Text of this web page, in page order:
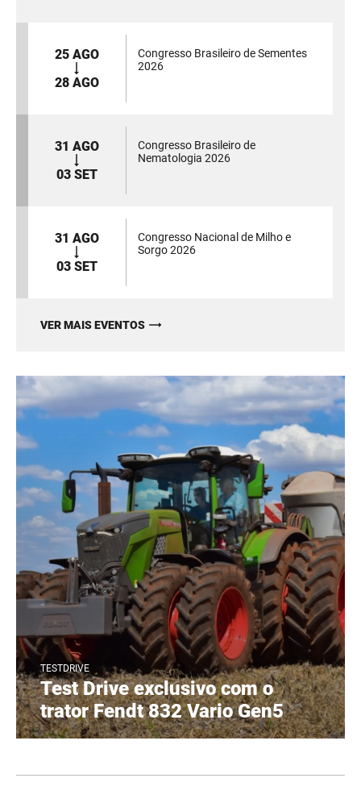
25 AGO
28 AGO
Congresso Brasileiro de Sementes
2026
31 AGO
03 SET
Congresso Brasileiro de
Nematologia 2026
31 AGO
03 SET
Congresso Nacional de Milho e
Sorgo 2026
VER MAIS EVENTOS
TESTDRIVE
Test Drive exclusivo com o
trator Fendt 832 Vario Gen5